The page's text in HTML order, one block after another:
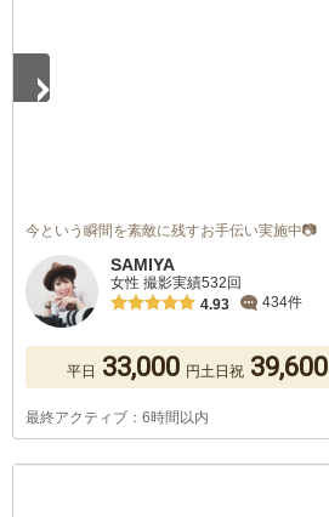
今という瞬間を素敵に残すお手伝い実施中📷
SAMIYA
女性 撮影実績532回
4.93
434件
平日 33,000 円土日祝 39,600
最終アクティブ：6時間以内